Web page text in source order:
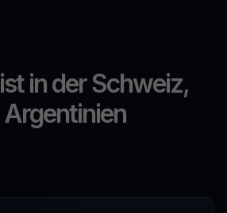
in der Schweiz,
Argentinien